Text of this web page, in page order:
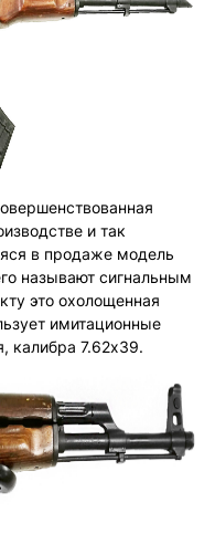
и так
в продаже модель
называют сигнальным
это охолощенная
имитационные
калибра 7.62х39.